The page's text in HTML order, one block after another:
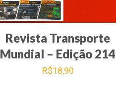
Revista Transporte
Mundial – Edição 214
R$18,90